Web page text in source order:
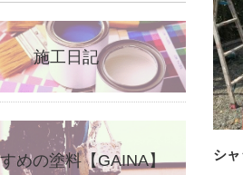
シャ
施工日記
めの塗料【GAINA】